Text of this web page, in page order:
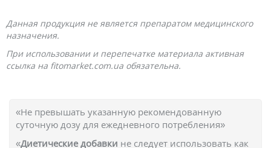
Данная продукция не является препаратом медицинского
назначения.
При использовании и перепечатке материала активная
ссылка на fitomarket.com.ua обязательна.
«Не превышать указанную рекомендованную
суточную дозу для ежедневного потребления»
«Диетические добавки не следует использовать как